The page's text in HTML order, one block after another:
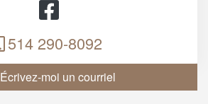
514 290-8092
Écrivez-moi un courriel